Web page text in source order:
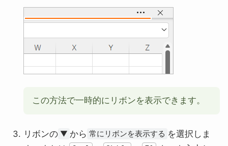
この方法で一時的にリボンを表示できます。
リボンの ▼ から 常にリボンを表示する を選択しま